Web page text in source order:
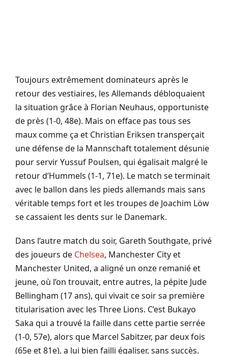
Toujours extrêmement dominateurs après le
retour des vestiaires, les Allemands débloquaient
la situation grâce à Florian Neuhaus, opportuniste
de près (1-0, 48e). Mais on efface pas tous ses
maux comme ça et Christian Eriksen transperçait
une défense de la Mannschaft totalement désunie
pour servir Yussuf Poulsen, qui égalisait malgré le
retour d’Hummels (1-1, 71e). Le match se terminait
avec le ballon dans les pieds allemands mais sans
véritable temps fort et les troupes de Joachim Löw
se cassaient les dents sur le Danemark.
Dans l’autre match du soir, Gareth Southgate, privé
des joueurs de Chelsea, Manchester City et
Manchester United, a aligné un onze remanié et
jeune, où l’on trouvait, entre autres, la pépite Jude
Bellingham (17 ans), qui vivait ce soir sa première
titularisation avec les Three Lions. C’est Bukayo
Saka qui a trouvé la faille dans cette partie serrée
(1-0, 57e), alors que Marcel Sabitzer, par deux fois
(65e et 81e), a lui bien failli égaliser, sans succès.